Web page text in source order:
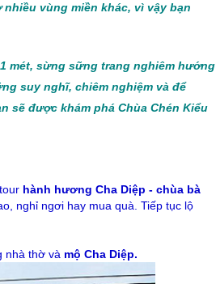
vùng miền khác, vì vậy bạn
mét, sừng sững trang nghiêm hướng
suy nghĩ, chiêm nghiệm và để
sẽ được khám phá Chùa Chén Kiểu
hành hương Cha Diệp - chùa bà
nghỉ ngơi hay mua quà. Tiếp tục lộ
nhà thờ và mộ Cha Diệp.